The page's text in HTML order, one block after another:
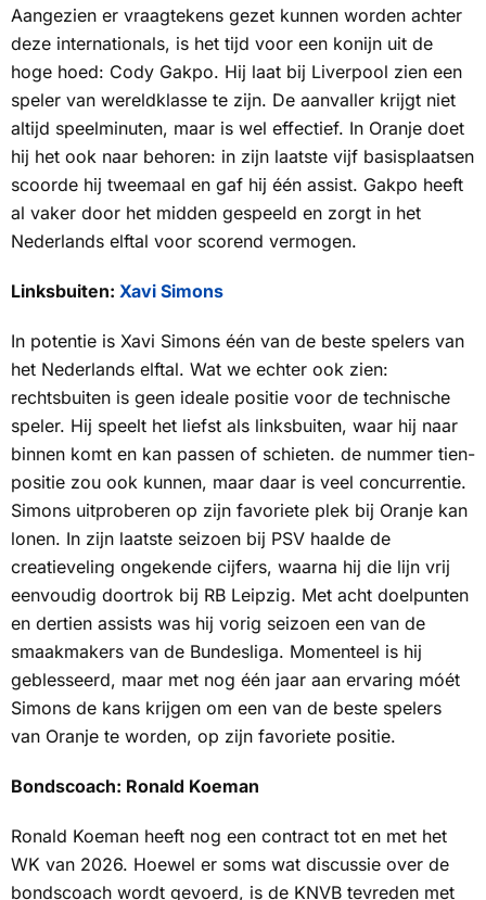
Aangezien er vraagtekens gezet kunnen worden achter
deze internationals, is het tijd voor een konijn uit de
hoge hoed: Cody Gakpo. Hij laat bij Liverpool zien een
speler van wereldklasse te zijn. De aanvaller krijgt niet
altijd speelminuten, maar is wel effectief. In Oranje doet
hij het ook naar behoren: in zijn laatste vijf basisplaatsen
scoorde hij tweemaal en gaf hij één assist. Gakpo heeft
al vaker door het midden gespeeld en zorgt in het
Nederlands elftal voor scorend vermogen.
Linksbuiten: Xavi Simons
In potentie is Xavi Simons één van de beste spelers van
het Nederlands elftal. Wat we echter ook zien:
rechtsbuiten is geen ideale positie voor de technische
speler. Hij speelt het liefst als linksbuiten, waar hij naar
binnen komt en kan passen of schieten. de nummer tien-
positie zou ook kunnen, maar daar is veel concurrentie.
Simons uitproberen op zijn favoriete plek bij Oranje kan
lonen. In zijn laatste seizoen bij PSV haalde de
creatieveling ongekende cijfers, waarna hij die lijn vrij
eenvoudig doortrok bij RB Leipzig. Met acht doelpunten
en dertien assists was hij vorig seizoen een van de
smaakmakers van de Bundesliga. Momenteel is hij
geblesseerd, maar met nog één jaar aan ervaring móét
Simons de kans krijgen om een van de beste spelers
van Oranje te worden, op zijn favoriete positie.
Bondscoach: Ronald Koeman
Ronald Koeman heeft nog een contract tot en met het
WK van 2026. Hoewel er soms wat discussie over de
bondscoach wordt gevoerd, is de KNVB tevreden met